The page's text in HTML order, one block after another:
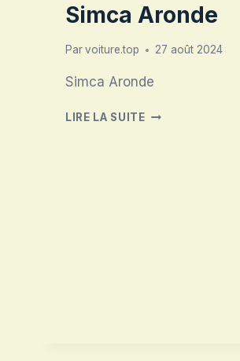
Simca Aronde
Parvoiture.top 27 août 2024
Simca Aronde
LIRE LA SUITESIMCA